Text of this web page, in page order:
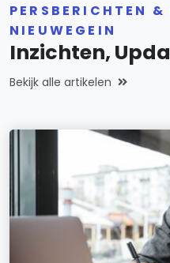
PERSBERICHTEN &
NIEUWEGEIN
Inzichten,
Bekijk alle artikelen